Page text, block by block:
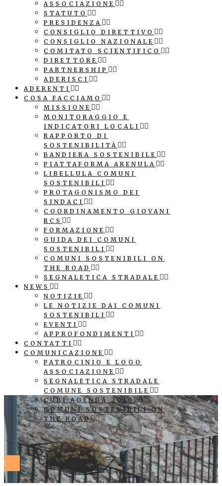
ASSOCIAZIONE
STATUTO
PRESIDENZA
CONSIGLIO DIRETTIVO
CONSIGLIO NAZIONALE
COMITATO SCIENTIFICO
DIRETTORE
PARTNERSHIP
ADERISCI
ADERENTI
COSA FACCIAMO
MISSIONE
MONITORAGGIO E
INDICATORI LOCALI
RAPPORTO DI
SOSTENIBILITÀ
BANDIERA SOSTENIBILE
PIATTAFORMA ARENULA
LIBELLULA COMUNI
SOSTENIBILI
PROTAGONISMO DEI
SINDACI
COORDINAMENTO GIOVANI
RCS
FORMAZIONE
GUIDA DEI COMUNI
SOSTENIBILI
COMUNI SOSTENIBILI ON
THE ROAD
SEGNALETICA STRADALE
NEWS
NOTIZIE
LE NOTIZIE DAI COMUNI
SOSTENIBILI
EVENTI
APPROFONDIMENTI
CONTATTI
COMUNICAZIONE
PATROCINIO E LOGO
ASSOCIAZIONE
SEGNALETICA STRADALE
COMUNE SOSTENIBILE
CUBI AGENDA 2030
COMUNI SOSTENIBILI ON
THE ROAD